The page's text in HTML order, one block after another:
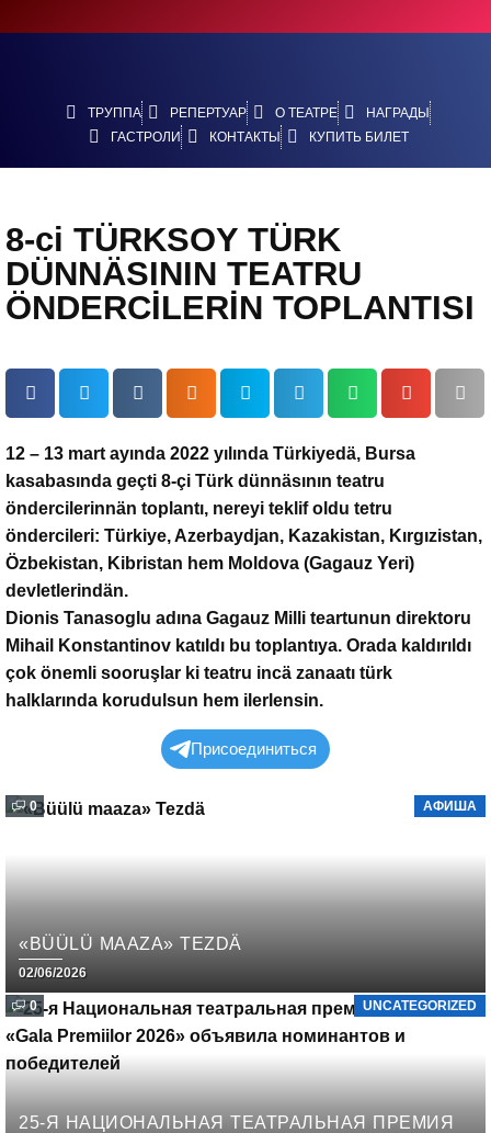
ТРУППА РЕПЕРТУАР О ТЕАТРЕ
НАГРАДЫ
ГАСТРОЛИ
КОНТАКТЫ КУПИТЬ БИЛЕТ
8-ci TÜRKSOY TÜRK
DÜNNÄSININ TEATRU
ÖNDERCİLERİN TOPLANTISI
12 – 13 mart ayında 2022 yılında Türkiyedä, Bursa
kasabasında geçti 8-çi Türk dünnäsının teatru
öndercilerinnän toplantı, nereyi teklif oldu tetru
öndercileri: Türkiye, Azerbaydjan, Kazakistan, Kırgızistan,
Özbekistan, Kibristan hem Moldova (Gagauz Yeri)
devletlerindän.
Dionis Tanasoglu adına Gagauz Milli teartunun direktoru
Mihail Konstantinov katıldı bu toplantıya. Orada kaldırıldı
çok önemli sooruşlar ki teatru incä zanaatı türk
halklarında korudulsun hem ilerlensin.
Присоединиться
0 АФИША
«BÜÜLÜ MAAZA» TEZDÄ
02/06/2026
0 UNCATEGORIZED
25-Я НАЦИОНАЛЬНАЯ ТЕАТРАЛЬНАЯ ПРЕМИЯ